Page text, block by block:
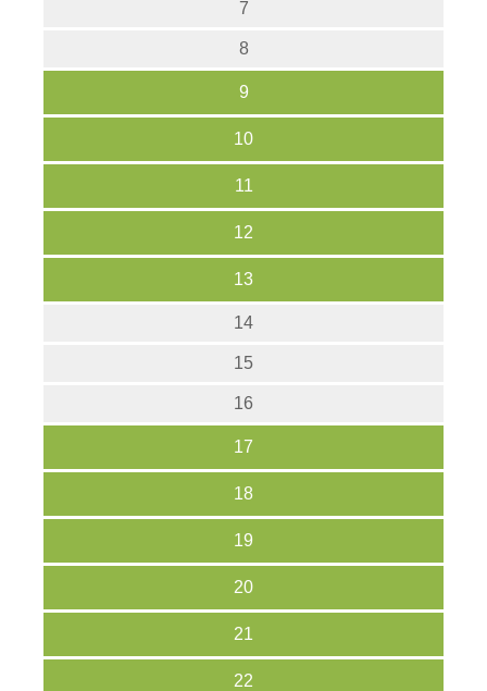
7
8
9
10
11
12
13
14
15
16
17
18
19
20
21
22